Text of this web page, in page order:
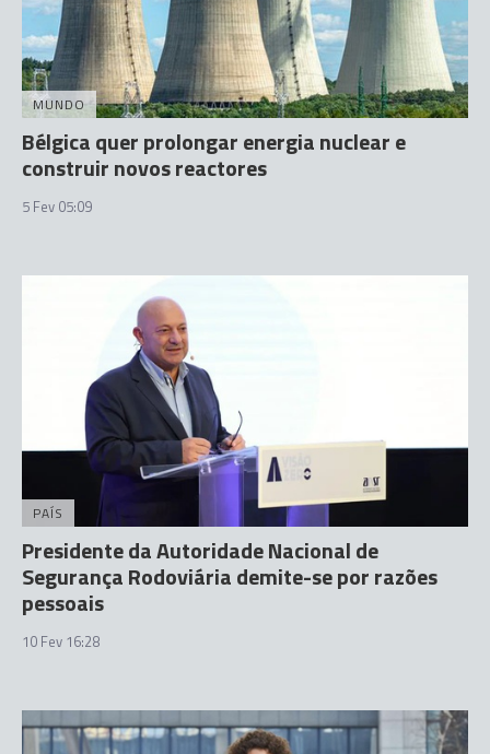
MUNDO
Bélgica quer prolongar energia nuclear e
construir novos reactores
5 Fev 05:09
PAÍS
Presidente da Autoridade Nacional de
Segurança Rodoviária demite-se por razões
pessoais
10 Fev 16:28